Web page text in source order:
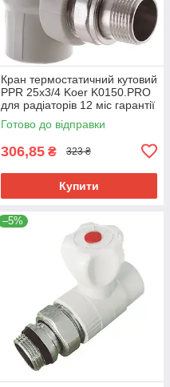
Кран термостатичний кутовий
PPR 25x3/4 Koer K0150.PRO
для радіаторів 12 міс гарантії
(KP0190)
Готово до відправки
306,85 ₴ 323 ₴
Купити
–5%